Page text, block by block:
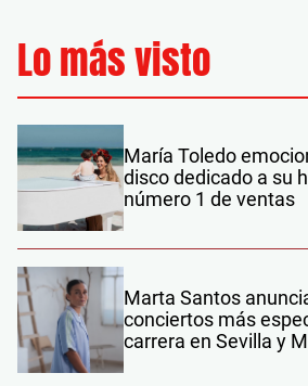
Lo más visto
María Toledo
disco dedicado a su
número 1 de ventas
Marta Santos
conciertos más
carrera en Sevilla y